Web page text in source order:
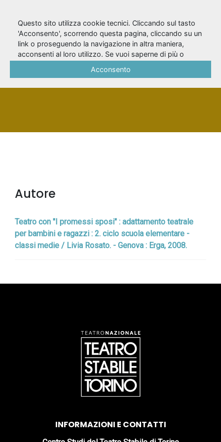
Rosato, Livia
PERSONA
Autore
Teatro con "I promessi sposi" : adattamento teatrale
per bambini e ragazzi : 2. ciclo scuola elementare -
classi medie / Livia Rosato. - Genova : Erga, 2008.
INFORMAZIONI E CONTATTI
Questo sito utilizza cookie tecnici. Cliccando sul tasto
'Acconsento', scorrendo questa pagina, cliccando su un
link o proseguendo la navigazione in altra maniera,
acconsenti al loro utilizzo. Se vuoi saperne di più o
Acconsento